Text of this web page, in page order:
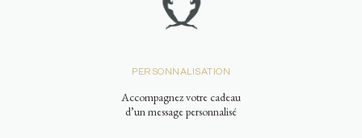
PERSONNALISATION
Accompagnez votre cadeau
d’un message personnalisé